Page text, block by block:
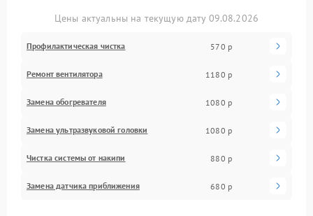
Цены актуальны на текущую дату 09.08.2026
Профилактическая чистка 570 р
Ремонт вентилятора 1180 р
Замена обогревателя 1080 р
Замена ультразвуковой головки 1080 р
Чистка системы от накипи 880 р
Замена датчика приближения 680 р